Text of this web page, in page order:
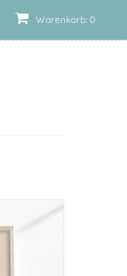
Warenkorb: 0